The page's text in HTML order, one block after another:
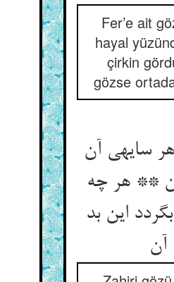
Fer’e ait
hayal
çirkin
gözse
سایه‏ی آن
** هر چه
این بد
آن‏